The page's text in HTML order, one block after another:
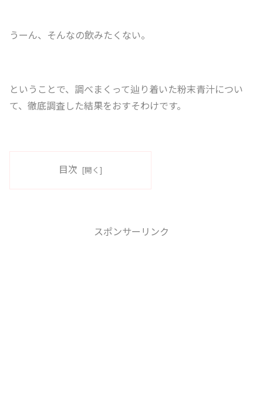
うーん、そんなの飲みたくない。
ということで、調べまくって辿り着いた粉末青汁につい
て、徹底調査した結果をおすそわけです。
目次
スポンサーリンク